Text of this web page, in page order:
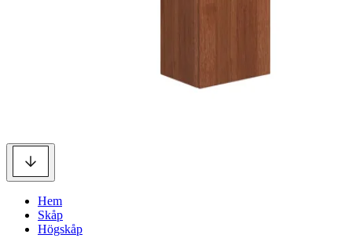
Hem
Skåp
Högskåp